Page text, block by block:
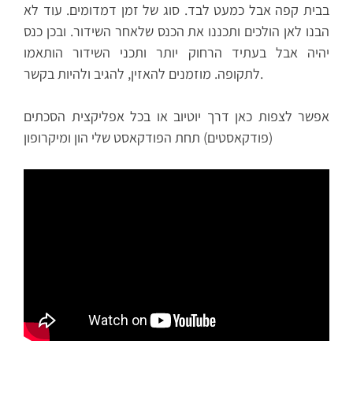
בבית קפה אבל כמעט לבד. סוג של זמן דמדומים. עוד לא
הבנו לאן הולכים ותכננו את הכנס שלאחר השידור. ובכן כנס
יהיה אבל בעתיד הרחוק יותר ותכני השידור הותאמו
לתקופה. מוזמנים להאזין, להגיב ולהיות בקשר.
אפשר לצפות כאן דרך יוטיוב או בכל אפליקצית הסכתים
(פודקאסטים) תחת הפודקאסט שלי הון ומיקרופון